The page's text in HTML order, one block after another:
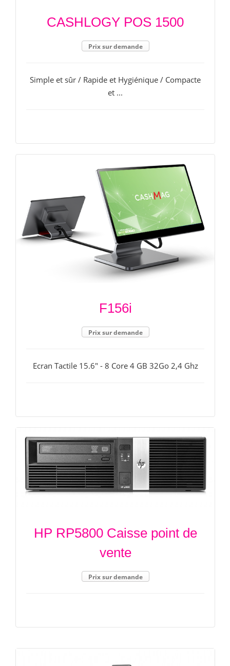
CASHLOGY POS 1500
Prix sur demande
Simple et sûr / Rapide et Hygiénique / Compacte
et ...
F156i
Prix sur demande
Ecran Tactile 15.6" - 8 Core 4 GB 32Go 2,4 Ghz
HP RP5800 Caisse point de
vente
Prix sur demande